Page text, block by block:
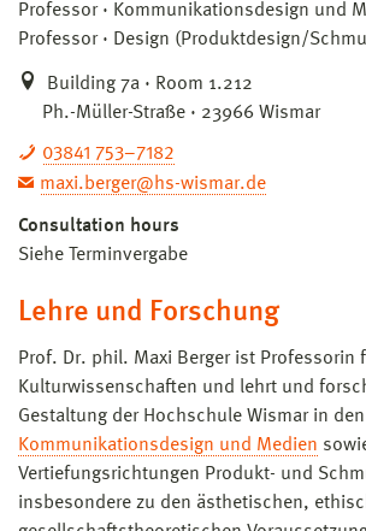
Professor
Kommunikationsdesign und
Professor
Design (Produktdesign/
Building 7a · Room 1.212
Ph.-Müller-Straße · 23966 Wismar
03841 753–7182
maxi.berger@hs-wismar.de
Consultation hours
Siehe Terminvergabe
Lehre und Forschung
Prof. Dr. phil. Maxi Berger ist Professorin
Kulturwissenschaften und lehrt und
Gestaltung der Hochschule Wismar in
Kommunikationsdesign und Medien
Vertiefungsrichtungen Produkt- und
insbesondere zu den ästhetischen,